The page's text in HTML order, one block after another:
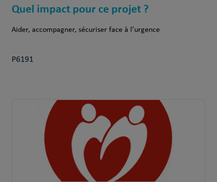
Quel impact pour ce projet ?
Aider, accompagner, sécuriser face à l’urgence
P6191